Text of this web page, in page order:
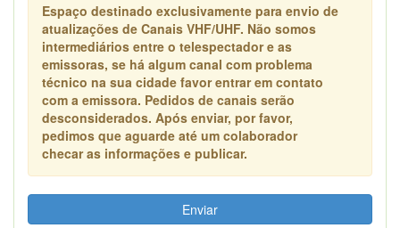
Espaço destinado exclusivamente para envio de
atualizações de Canais VHF/UHF. Não somos
intermediários entre o telespectador e as
emissoras, se há algum canal com problema
técnico na sua cidade favor entrar em contato
com a emissora. Pedidos de canais serão
desconsiderados. Após enviar, por favor,
pedimos que aguarde até um colaborador
checar as informações e publicar.
Enviar